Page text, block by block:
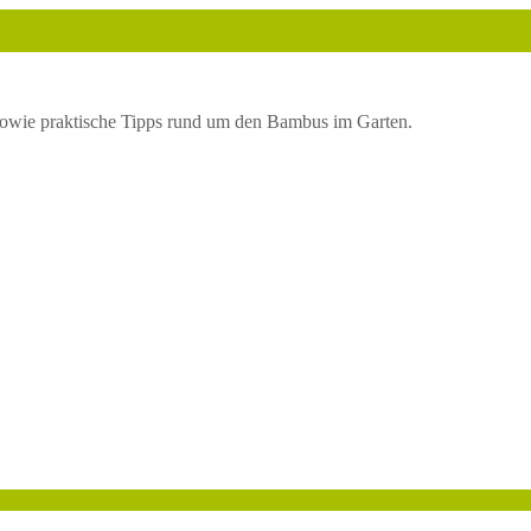
praktische Tipps rund um den Bambus im Garten.